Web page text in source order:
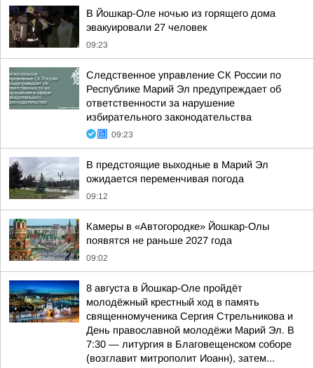
В Йошкар-Оле ночью из горящего дома
эвакуировали 27 человек
09:23
Следственное управление СК России по
Республике Марий Эл предупреждает об
ответственности за нарушение
избирательного законодательства
09:23
В предстоящие выходные в Марий Эл
ожидается переменчивая погода
09:12
Камеры в «Автогородке» Йошкар-Олы
появятся не раньше 2027 года
09:02
8 августа в Йошкар-Оле пройдёт
молодёжный крестный ход в память
священномученика Сергия Стрельникова и
День православной молодёжи Марий Эл. В
7:30 — литургия в Благовещенском соборе
(возглавит митрополит Иоанн), затем...